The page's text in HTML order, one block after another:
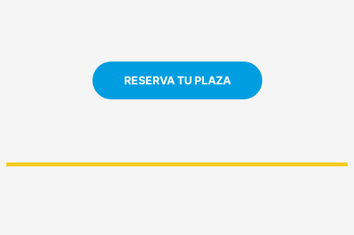
RESERVA TU PLAZA